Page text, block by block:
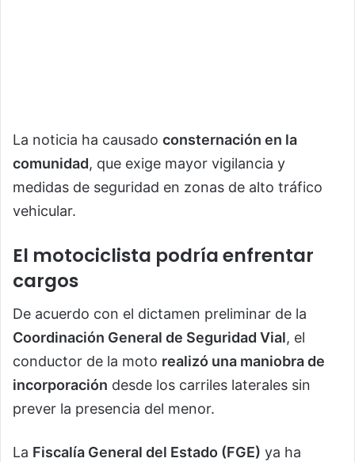
La noticia ha causado consternación en la
comunidad, que exige mayor vigilancia y
medidas de seguridad en zonas de alto tráfico
vehicular.
El motociclista podría enfrentar
cargos
De acuerdo con el dictamen preliminar de la
Coordinación General de Seguridad Vial, el
conductor de la moto realizó una maniobra de
incorporación desde los carriles laterales sin
prever la presencia del menor.
La Fiscalía General del Estado (FGE) ya ha